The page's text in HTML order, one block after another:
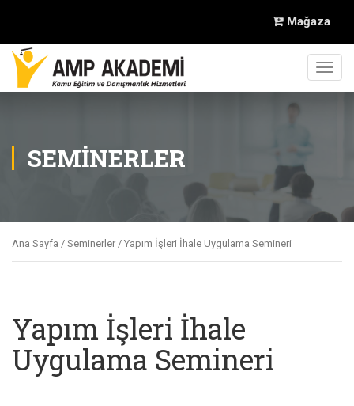
Mağaza
SEMINERLER
Ana Sayfa / Seminerler / Yapım İşleri İhale Uygulama Semineri
Yapım İşleri İhale
Uygulama Semineri